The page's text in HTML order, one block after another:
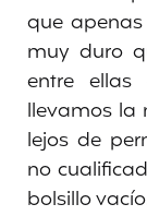
que
muy duro
entre ellas
llevamos la
lejos de
no
bolsillo